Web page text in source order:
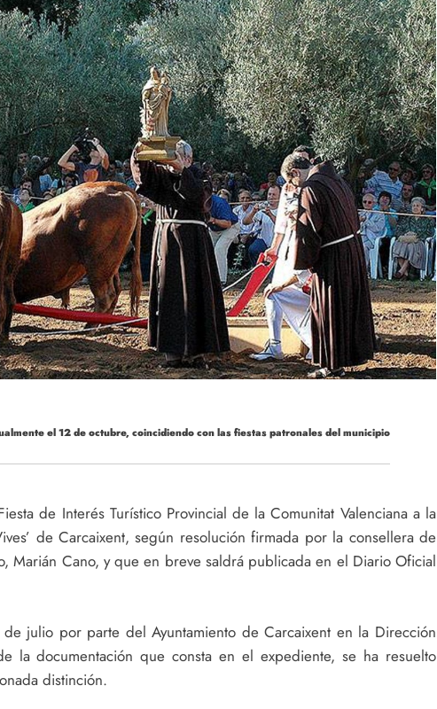
el 12 de octubre, coincidiendo con las fiestas patronales del municipio
de Interés Turístico Provincial de la Comunitat Valenciana a la
de Carcaixent, según resolución firmada por la consellera de
Marián Cano, y que en breve saldrá publicada en el Diario Oficial
julio por parte del Ayuntamiento de Carcaixent en la Dirección
la documentación que consta en el expediente, se ha resuelto
distinción.